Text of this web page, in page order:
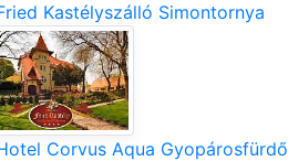
Kastélyszálló Simontornya
Corvus Aqua Gyopárosfürdő